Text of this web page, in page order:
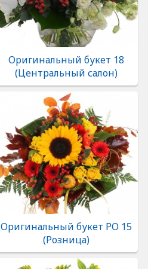
Оригинальный букет 18
(Центральный салон)
Оригинальный букет РО 15
(Розница)